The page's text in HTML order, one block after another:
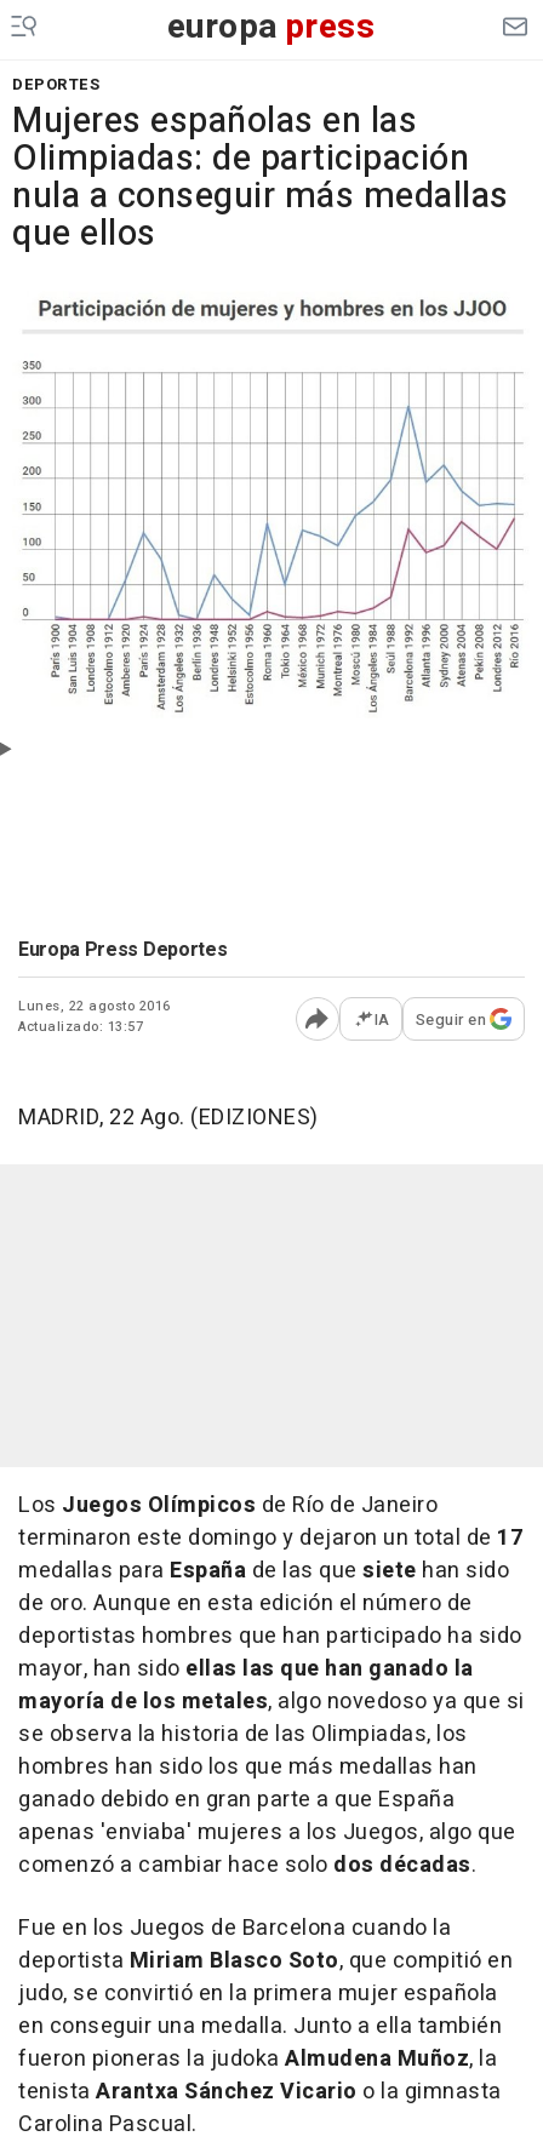
europa press
DEPORTES
Mujeres españolas en las
Olimpiadas: de participación
nula a conseguir más medallas
que ellos
Europa Press Deportes
Lunes, 22 agosto 2016
Actualizado: 13:57
Abrir opciones para
IA Seguir en
MADRID, 22 Ago. (EDIZIONES)
Los Juegos Olímpicos de Río de Janeiro
terminaron este domingo y dejaron un total de 17
medallas para España de las que siete han sido
de oro. Aunque en esta edición el número de
deportistas hombres que han participado ha sido
mayor, han sido ellas las que han ganado la
mayoría de los metales, algo novedoso ya que si
se observa la historia de las Olimpiadas, los
hombres han sido los que más medallas han
ganado debido en gran parte a que España
apenas 'enviaba' mujeres a los Juegos, algo que
comenzó a cambiar hace solo dos décadas.
Fue en los Juegos de Barcelona cuando la
deportista Miriam Blasco Soto, que compitió en
judo, se convirtió en la primera mujer española
en conseguir una medalla. Junto a ella también
fueron pioneras la judoka Almudena Muñoz, la
tenista Arantxa Sánchez Vicario o la gimnasta
Carolina Pascual.